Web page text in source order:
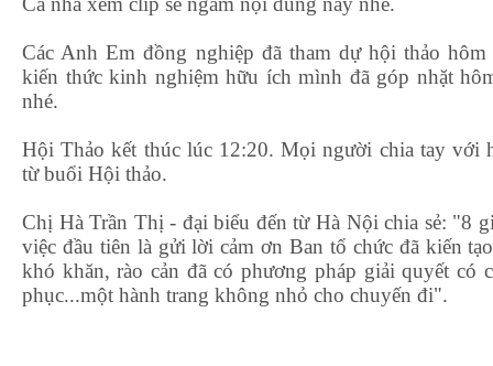
Các Anh Em đồng nghiệp đã tham dự hội thảo hôm
kiến thức kinh nghiệm hữu ích mình đã góp nhặt
nhé.
Hội Thảo kết thúc lúc 12:20. Mọi người chia tay với
từ buổi Hội thảo.
Chị Hà Trần Thị - đại biểu đến từ Hà Nội chia sẻ: "8
việc đầu tiên là gửi lời cảm ơn Ban tổ chức đã kiến
khó khăn, rào cản đã có phương pháp giải quyết có
phục...một hành trang không nhỏ cho chuyến đi".